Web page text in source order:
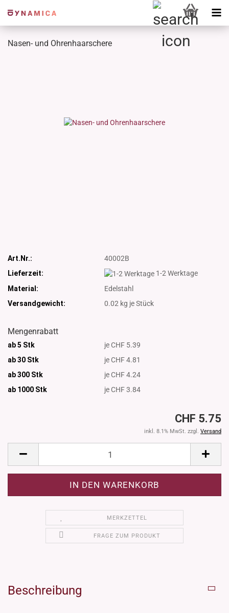
Nasen- und Ohrenhaarschere
Art.Nr.:
40002B
Lieferzeit:
1-2 Werktage
Material:
Edelstahl
Versandgewicht:
0.02 kg je Stück
Mengenrabatt
ab 5 Stk
je CHF 5.39
ab 30 Stk
je CHF 4.81
ab 300 Stk
je CHF 4.24
ab 1000 Stk je CHF 3.84
CHF 5.75
inkl. 8.1% MwSt. zzgl. Versand
MERKZETTEL
FRAGE ZUM PRODUKT
Beschreibung